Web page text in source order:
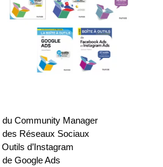
Community Manager
Réseaux Sociaux
d’Instagram
Google Ads